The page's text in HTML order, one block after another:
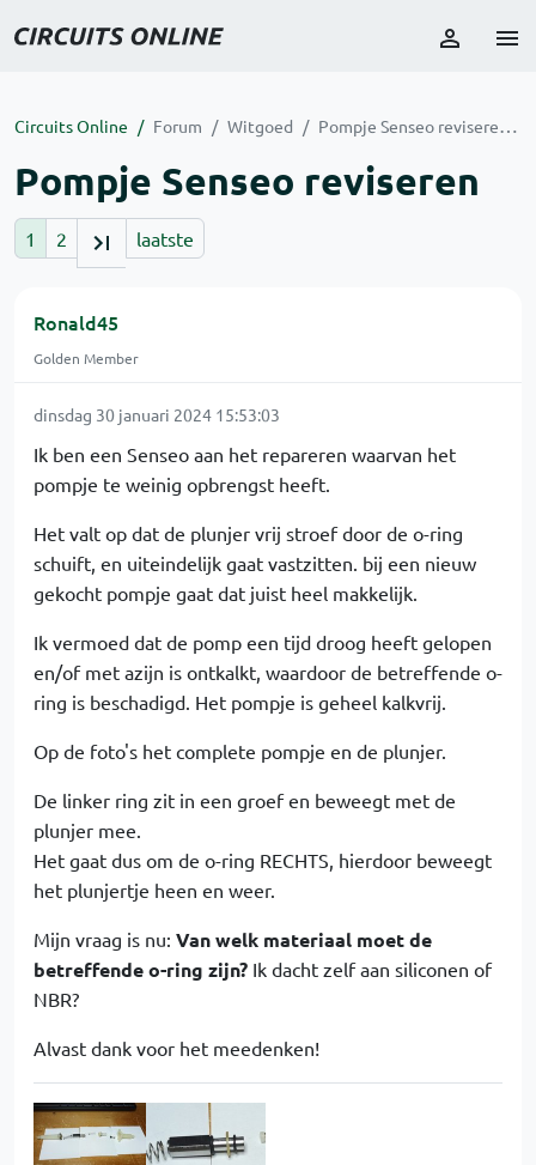
Circuits Online Forum Witgoed Pompje Senseo reviseren
Pompje Senseo reviseren
1 2 laatste
Ronald45
Golden Member
dinsdag 30 januari 2024 15:53:03
Ik ben een Senseo aan het repareren waarvan het
pompje te weinig opbrengst heeft.
Het valt op dat de plunjer vrij stroef door de o-ring
schuift, en uiteindelijk gaat vastzitten. bij een nieuw
gekocht pompje gaat dat juist heel makkelijk.
Ik vermoed dat de pomp een tijd droog heeft gelopen
en/of met azijn is ontkalkt, waardoor de betreffende o-
ring is beschadigd. Het pompje is geheel kalkvrij.
Op de foto's het complete pompje en de plunjer.
De linker ring zit in een groef en beweegt met de
plunjer mee.
Het gaat dus om de o-ring RECHTS, hierdoor beweegt
het plunjertje heen en weer.
Mijn vraag is nu: Van welk materiaal moet de
betreffende o-ring zijn? Ik dacht zelf aan siliconen of
NBR?
Alvast dank voor het meedenken!